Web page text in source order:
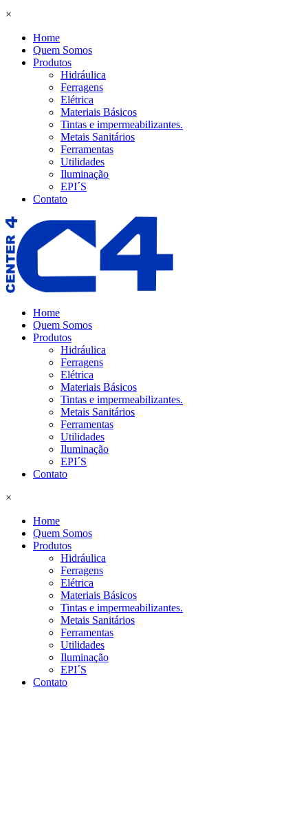
×
Home
Quem Somos
Produtos
Hidráulica
Ferragens
Elétrica
Materiais Básicos
Tintas e impermeabilizantes.
Metais Sanitários
Ferramentas
Utilidades
Iluminação
EPI´S
Contato
Home
Quem Somos
Produtos
Hidráulica
Ferragens
Elétrica
Materiais Básicos
Tintas e impermeabilizantes.
Metais Sanitários
Ferramentas
Utilidades
Iluminação
EPI´S
Contato
×
Home
Quem Somos
Produtos
Hidráulica
Ferragens
Elétrica
Materiais Básicos
Tintas e impermeabilizantes.
Metais Sanitários
Ferramentas
Utilidades
Iluminação
EPI´S
Contato